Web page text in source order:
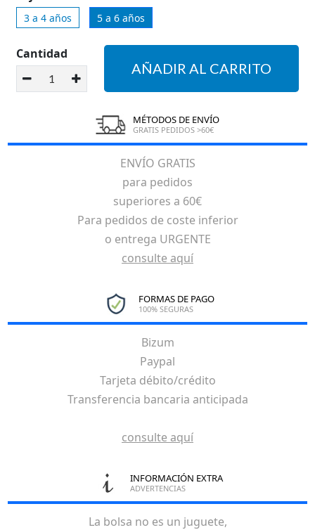
3 a 4 años 5 a 6 años
Cantidad
AÑADIR AL CARRITO
MÉTODOS DE ENVÍO
GRATIS PEDIDOS >60€
ENVÍO GRATIS
para pedidos
superiores a 60€
Para pedidos de coste inferior
o entrega URGENTE
consulte aquí
FORMAS DE PAGO
100% SEGURAS
Bizum
Paypal
Tarjeta débito/crédito
Transferencia bancaria anticipada
consulte aquí
INFORMACIÓN EXTRA
ADVERTENCIAS
La bolsa no es un juguete,